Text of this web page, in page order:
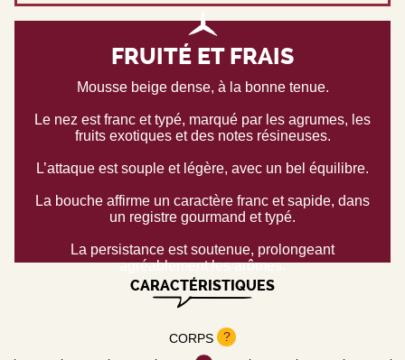
FRUITÉ ET FRAIS
Mousse beige dense, à la bonne tenue.
Le nez est franc et typé, marqué par les agrumes, les
fruits exotiques et des notes résineuses.
L’attaque est souple et légère, avec un bel équilibre.
La bouche affirme un caractère franc et sapide, dans
un registre gourmand et typé.
La persistance est soutenue, prolongeant
agréablement les arômes.
CARACTÉRISTIQUES
CORPS ?